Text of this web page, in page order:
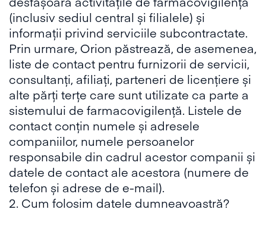
(inclusiv sediul central și filialele) și
informații privind serviciile subcontractate.
Prin urmare, Orion păstrează, de asemenea,
liste de contact pentru furnizorii de servicii,
consultanți, afiliați, parteneri de licențiere și
alte părți terțe care sunt utilizate ca parte a
sistemului de farmacovigilență. Listele de
contact conțin numele și adresele
companiilor, numele persoanelor
responsabile din cadrul acestor companii și
datele de contact ale acestora (numere de
telefon și adrese de e-mail).
2. Cum folosim datele dumneavoastră?